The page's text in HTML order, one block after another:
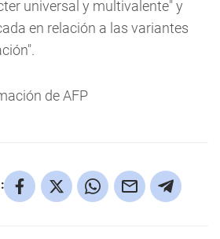
universal y multivalente" y
en relación a las variantes
de AFP